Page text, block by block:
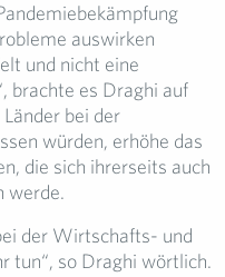
auswirken
und nicht eine
brachte es Draghi auf
bei der
würden, erhöhe das
die sich ihrerseits auch
werde.
der Wirtschafts- und
tun“, so Draghi wörtlich.